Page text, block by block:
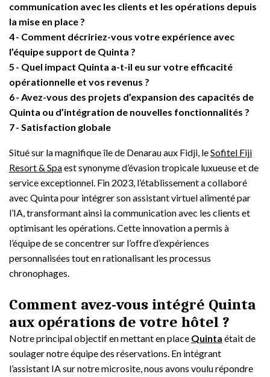
communication avec les clients et les opérations depuis
la mise en place ?
4
Comment décririez-vous votre expérience avec
l’équipe support de Quinta ?
5
Quel impact Quinta a-t-il eu sur votre efficacité
opérationnelle et vos revenus ?
6 Avez-vous des projets d’expansion des capacités de
Quinta ou d’intégration de nouvelles fonctionnalités ?
7 Satisfaction globale
Situé sur la magnifique île de Denarau aux Fidji, leSofitel Fiji
Resort & Spaest synonyme d’évasion tropicale luxueuse et de
service exceptionnel. Fin 2023, l’établissement a collaboré
avec Quinta pour intégrer son assistant virtuel alimenté par
l’IA, transformant ainsi la communication avec les clients et
optimisant les opérations. Cette innovation a permis à
l’équipe de se concentrer sur l’offre d’expériences
personnalisées tout en rationalisant les processus
chronophages.
Comment avez-vous intégré Quinta
aux opérations de votre hôtel ?
Notre principal objectif en mettant en place Quinta était de
soulager notre équipe des réservations. En intégrant
l’assistant IA sur notre microsite, nous avons voulu répondre